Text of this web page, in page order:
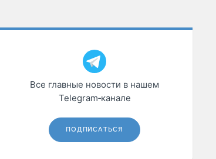
Все главные новости в нашем
Telegram‑канале
ПОДПИСАТЬСЯ